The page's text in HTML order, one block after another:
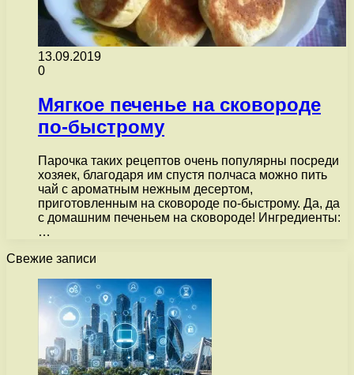
13.09.2019
0
Мягкое печенье на сковороде
по-быстрому
Парочка таких рецептов очень популярны посреди
хозяек, благодаря им спустя полчаса можно пить
чай с ароматным нежным десертом,
приготовленным на сковороде по-быстрому. Да, да
с домашним печеньем на сковороде! Ингредиенты:
…
Свежие записи